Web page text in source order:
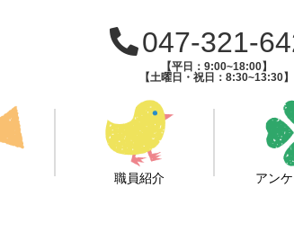
047-321-
【平日：9:00~18:00】
【土曜日・祝日：8:30~13:30】
職員紹介 アン